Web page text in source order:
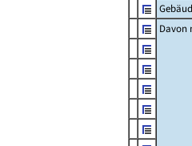
Davon